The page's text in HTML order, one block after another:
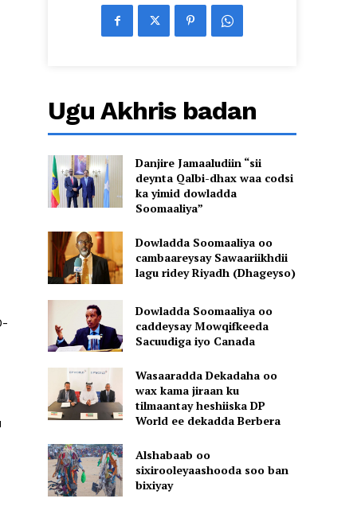
Ugu Akhris badan
Danjire Jamaaludiin “sii
deynta Qalbi-dhax waa codsi
ka yimid dowladda
Soomaaliya”
Dowladda Soomaaliya oo
cambaareysay Sawaariikhdii
lagu ridey Riyadh (Dhageyso)
Dowladda Soomaaliya oo
caddeysay Mowqifkeeda
Sacuudiga iyo Canada
Wasaaradda Dekadaha oo
wax kama jiraan ku
tilmaantay heshiiska DP
World ee dekadda Berbera
Alshabaab oo
sixirooleyaashooda soo ban
bixiyay